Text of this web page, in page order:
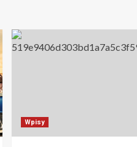
Wpisy